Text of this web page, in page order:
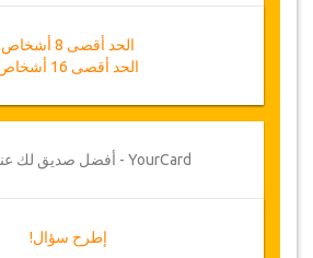
الحد أقصى 8 أشخاص
الحد أقصى 16 أشخاص
YourCard - أفضل صديق لك عند السفر !
إطرح سؤال!